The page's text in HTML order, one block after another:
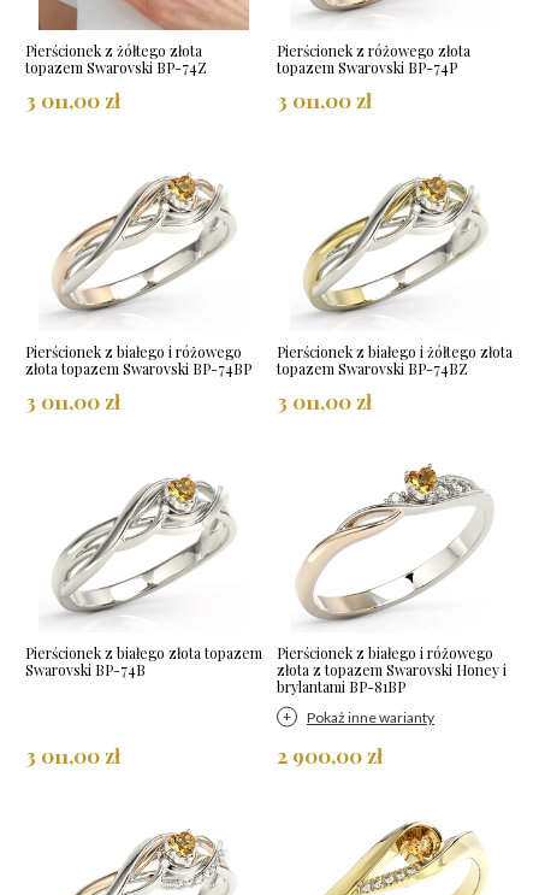
Pierścionek z żółtego złota
topazem Swarovski BP-74Z
3 011,00 zł
Pierścionek z różowego złota
topazem Swarovski BP-74P
3 011,00 zł
Pierścionek z białego i różowego
złota topazem Swarovski BP-74BP
3 011,00 zł
Pierścionek z białego i żółtego złota
topazem Swarovski BP-74BZ
3 011,00 zł
Pierścionek z białego złota topazem
Swarovski BP-74B
3 011,00 zł
Pierścionek z białego i różowego
złota z topazem Swarovski Honey i
brylantami BP-81BP
Pokaż inne warianty
2 900,00 zł